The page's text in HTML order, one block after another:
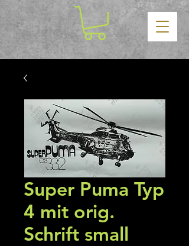
Super Puma Typ
4 mit orig.
Schrift small